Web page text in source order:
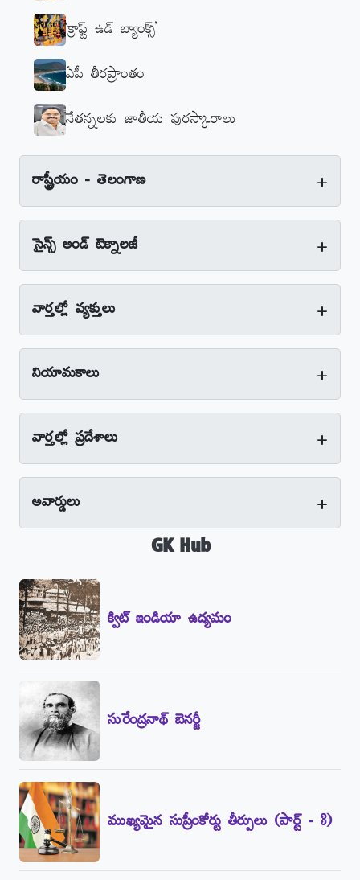
‘క్రాఫ్ట్‌ ఉడ్‌ బ్యాంక్స్‌’
ఏపీ తీరప్రాంతం
నేతన్నలకు జాతీయ పురస్కారాలు
రాష్ట్రీయం - తెలంగాణ +
సైన్స్‌ అండ్‌ టెక్నాలజీ +
వార్తల్లో వ్యక్తులు +
నియామకాలు +
వార్తల్లో ప్రదేశాలు +
అవార్డులు +
GK Hub
క్విట్‌ ఇండియా ఉద్యమం
సురేంద్రనాథ్‌ బెనర్జీ
ముఖ్యమైన సుప్రీంకోర్టు తీర్పులు (పార్ట్‌ - 3)